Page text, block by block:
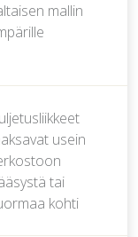
mallin
usein
tai
kohti